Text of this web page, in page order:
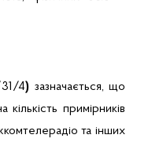
4) зазначається, що
примірників
та інших